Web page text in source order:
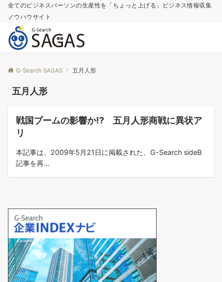
全てのビジネスパーソンの生産性を「ちょっと上げる」ビジネス情報収集
ノウハウサイト
G-Search SAGAS 五月人形
五月人形
戦国ブームの影響か!? 五月人形商戦に異状ア
リ
本記事は、2009年5月21日に掲載された、G-Search sideB
記事を再...